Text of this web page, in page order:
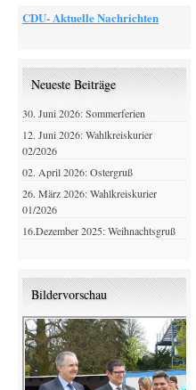
CDU- Aktuelle Nachrichten
Neueste Beiträge
30. Juni 2026: Sommerferien
12. Juni 2026: Wahlkreiskurier
02/2026
02. April 2026: Ostergruß
26. März 2026: Wahlkreiskurier
01/2026
16.Dezember 2025: Weihnachtsgruß
Bildervorschau